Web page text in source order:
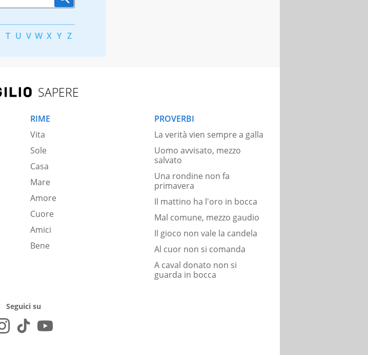
T U V W X Y Z
SAPERE
RIME
Vita
Sole
Casa
Mare
Amore
Cuore
Amici
Bene
PROVERBI
La verità vien sempre a galla
Uomo avvisato, mezzo
salvato
Una rondine non fa
primavera
Il mattino ha l'oro in bocca
Mal comune, mezzo gaudio
Il gioco non vale la candela
Al cuor non si comanda
A caval donato non si
guarda in bocca
Seguici su